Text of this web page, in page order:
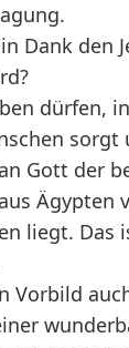
Dank den
dürfen,
Gott der
liegt. Das
Vorbild